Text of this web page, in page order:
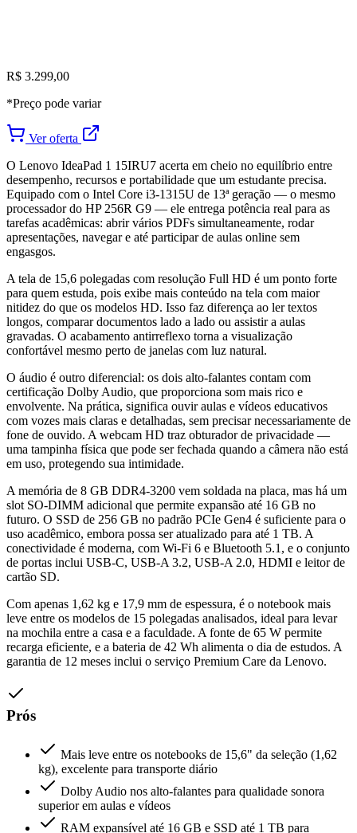
R$ 3.299,00
*Preço pode variar
Ver oferta
O Lenovo IdeaPad 1 15IRU7 acerta em cheio no equilíbrio entre
desempenho, recursos e portabilidade que um estudante precisa.
Equipado com o Intel Core i3-1315U de 13ª geração — o mesmo
processador do HP 256R G9 — ele entrega potência real para as
tarefas acadêmicas: abrir vários PDFs simultaneamente, rodar
apresentações, navegar e até participar de aulas online sem
engasgos.
A tela de 15,6 polegadas com resolução Full HD é um ponto forte
para quem estuda, pois exibe mais conteúdo na tela com maior
nitidez do que os modelos HD. Isso faz diferença ao ler textos
longos, comparar documentos lado a lado ou assistir a aulas
gravadas. O acabamento antirreflexo torna a visualização
confortável mesmo perto de janelas com luz natural.
O áudio é outro diferencial: os dois alto-falantes contam com
certificação Dolby Audio, que proporciona som mais rico e
envolvente. Na prática, significa ouvir aulas e vídeos educativos
com vozes mais claras e detalhadas, sem precisar necessariamente de
fone de ouvido. A webcam HD traz obturador de privacidade —
uma tampinha física que pode ser fechada quando a câmera não está
em uso, protegendo sua intimidade.
A memória de 8 GB DDR4-3200 vem soldada na placa, mas há um
slot SO-DIMM adicional que permite expansão até 16 GB no
futuro. O SSD de 256 GB no padrão PCIe Gen4 é suficiente para o
uso acadêmico, embora possa ser atualizado para até 1 TB. A
conectividade é moderna, com Wi-Fi 6 e Bluetooth 5.1, e o conjunto
de portas inclui USB-C, USB-A 3.2, USB-A 2.0, HDMI e leitor de
cartão SD.
Com apenas 1,62 kg e 17,9 mm de espessura, é o notebook mais
leve entre os modelos de 15 polegadas analisados, ideal para levar
na mochila entre a casa e a faculdade. A fonte de 65 W permite
recarga eficiente, e a bateria de 42 Wh alimenta o dia de estudos. A
garantia de 12 meses inclui o serviço Premium Care da Lenovo.
Prós
Mais leve entre os notebooks de 15,6" da seleção (1,62
kg), excelente para transporte diário
Dolby Audio nos alto-falantes para qualidade sonora
superior em aulas e vídeos
RAM expansível até 16 GB e SSD até 1 TB para